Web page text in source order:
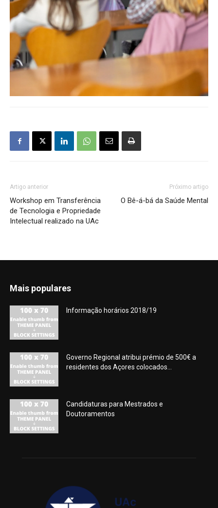
Artigo anterior
Workshop em Transferência
de Tecnologia e Propriedade
Intelectual realizado na UAc
Próximo artigo
O Bê-á-bá da Saúde Mental
Mais populares
Informação horários 2018/19
Governo Regional atribui prémio de 500€ a
residentes dos Açores colocados...
Candidaturas para Mestrados e
Doutoramentos